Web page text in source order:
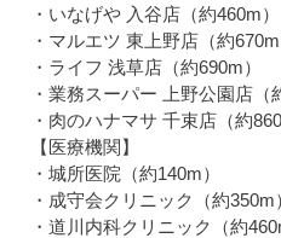
・いなげや 入谷店（約460m）
・マルエツ 東上野店（約670m
・ライフ 浅草店（約690m）
・業務スーパー 上野公園店（
・肉のハナマサ 千束店（約
【医療機関】
・城所医院（約140m）
・成守会クリニック（約350m
・道川内科クリニック（約